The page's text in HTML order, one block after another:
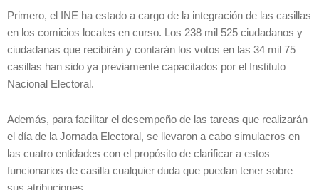
Primero, el INE ha estado a cargo de la integración de las casillas
en los comicios locales en curso. Los 238 mil 525 ciudadanos y
ciudadanas que recibirán y contarán los votos en las 34 mil 75
casillas han sido ya previamente capacitados por el Instituto
Nacional Electoral.
Además, para facilitar el desempeño de las tareas que realizarán
el día de la Jornada Electoral, se llevaron a cabo simulacros en
las cuatro entidades con el propósito de clarificar a estos
funcionarios de casilla cualquier duda que puedan tener sobre